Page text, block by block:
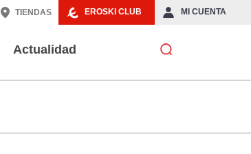
EROSKI CLUB MI CUENTA
TIENDAS
Actualidad